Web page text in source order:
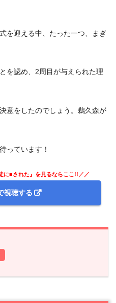
を迎える中、たった一つ、まぎ
を認め、2周目が与えられた理
意をしたのでしょう。鵜久森が
っています！
に■された』を見るならここ!!／／
視聴する
私は生徒に■された』前回第